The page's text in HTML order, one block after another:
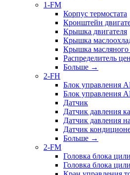
1-FM
Корпус термостата
Кронштейн
Крышка двигателя
Крышка
Крышка масляного
Распределитель
Больше →
2-FH
Блок управления
Блок управления
Датчик
Датчик давления
Датчик давления
Датчик
Больше →
2-FM
Головка блока
Головка блока